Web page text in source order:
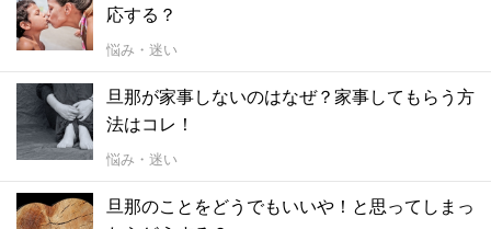
応する？
悩み・迷い
旦那が家事しないのはなぜ？家事してもらう方
法はコレ！
悩み・迷い
旦那のことをどうでもいいや！と思ってしまっ